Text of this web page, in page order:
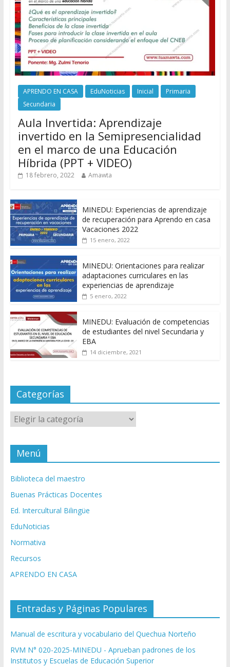
APRENDO EN CASA EduNoticias Inicial
Primaria
Secundaria
Aula Invertida: Aprendizaje
invertido en la Semipresencialidad
en el marco de una Educación
Híbrida (PPT + VIDEO)
18 febrero, 2022 Amawta
MINEDU: Experiencias de aprendizaje
de recuperación para Aprendo en casa
Vacaciones 2022
15 enero, 2022
MINEDU: Orientaciones para realizar
adaptaciones curriculares en las
experiencias de aprendizaje
5 enero, 2022
MINEDU: Evaluación de competencias
de estudiantes del nivel Secundaria y
EBA
14 diciembre, 2021
Categorías
Categorías
Menú
Biblioteca del maestro
Buenas Prácticas Docentes
Ed. Intercultural Bilingüe
EduNoticias
Normativa
Recursos
APRENDO EN CASA
Entradas y Páginas Populares
Manual de escritura y vocabulario del Quechua Norteño
RVM N° 020-2025-MINEDU - Aprueban padrones de los
Institutos y Escuelas de Educación Superior